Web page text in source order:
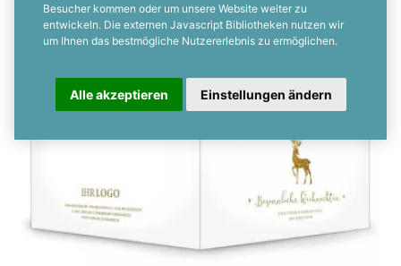
Besucher kommen oder um unsere Website weiter zu
entwickeln. Die externen Javascript Bibliotheken nutzen wir
um Ihnen das bestmögliche Nutzererlebnis zu ermöglichen.
Alle akzeptieren Einstellungen ändern